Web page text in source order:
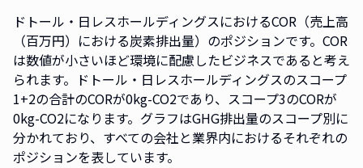
ドトール・日レスホールディングスにおけるCOR（売上高
（百万円）における炭素排出量）のポジションです。COR
は数値が小さいほど環境に配慮したビジネスであると考え
られます。ドトール・日レスホールディングスのスコープ
1+2の合計のCORが0kg-CO2であり、スコープ3のCORが
0kg-CO2になります。グラフはGHG排出量のスコープ別に
分かれており、すべての会社と業界内におけるそれぞれの
ポジションを表しています。